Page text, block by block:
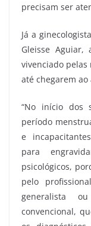
precisam ser
Já a
Gleisse
vivenciado
até chegarem
“No início dos
período
e
para
psicológicos,
pelo
generalista
convencional,